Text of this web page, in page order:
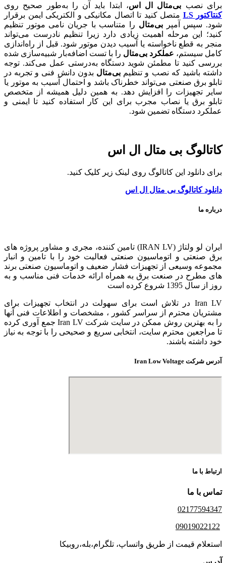
برای نصب بی‌متال ال اس، ابتدا باید آن را به‌طور صحیح روی
کنتاکتور LS
متصل کنید تا اتصال مکانیکی و الکتریکی ایمن برقرار
شود. سپس آمپربی‌متال را متناسب با جریان نامی موتور تنظیم
کنید؛ این مرحله اهمیت زیادی دارد زیرا تنظیم نادرست می‌تواند
منجر به قطع ناخواسته یا آسیب دیدن موتور شود. قبل از راه‌اندازی
کامل سیستم، عملکرد بی‌متال را با تست اضافه‌بار شبیه‌سازی شده
بررسی کنید تا مطمئن شوید دستگاه به‌درستی عمل می‌کند. توجه
داشته باشید که نصب و تنظیم بی‌متال بدون دانش فنی و تجربه در
تابلو برق صنعتی می‌تواند خطرناک باشد و احتمال آسیب به موتور یا
سایر تجهیزات را افزایش دهد. به همین دلیل همیشه از متخصص
تابلو برق یا نصاب مجرب برای این کار استفاده کنید تا ایمنی و
عملکرد دستگاه تضمین شود.
کاتالوگ بی متال ال اس
برای دانلود این کاتالوگ روی لینک زیر کلیک کنید.
دانلود کاتالوگ بی متال ال اس
درباره ما
ایران لو ولتاژ (IRAN LV) تامین کننده، مجری و مشاور پروژه های
برق صنعتی و اتوماسیون صنعتی فعالیت خود را با تامین و انبار
مجموعه وسیعی از تجهیزات فشار ضعیف و اتوماسیون صنعتی برند
های مطرح در صنعت برق به همراه ارائه خدمات فنی مناسب و به
روز از سال 1395 شروع کرده است
Iran LV در تلاش است برای سهولت در انتخاب تجهیزات برای
مشتریان محترم از سراسر کشور ، مشخصات و اطلاعات فنی آنها
را به بهترین روش ممکن در سایت شرکت Iran LV جمع آوری کرده
تا مراجعین محترم سایت، انتخابی سریع و صحیحی را با توجه به نیاز
خود داشته باشند.
آدرس شرکت Iran Low Voltage
ارتباط با ما
تماس با ما
02177594347
09019022122
استعلام قیمت از طریق واتساپ، تلگرام،بله،روبیکا